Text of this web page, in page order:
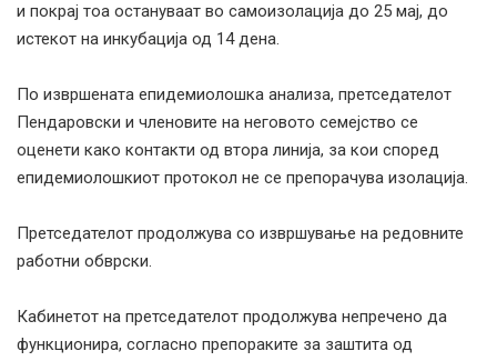
и покрај тоа остануваат во самоизолација до 25 мај, до
истекот на инкубација од 14 дена.
По извршената епидемиолошка анализа, претседателот
Пендаровски и членовите на неговото семејство се
оценети како контакти од втора линија, за кои според
епидемиолошкиот протокол не се препорачува изолација.
Претседателот продолжува со извршување на редовните
работни обврски.
Кабинетот на претседателот продолжува непречено да
функционира, согласно препораките за заштита од